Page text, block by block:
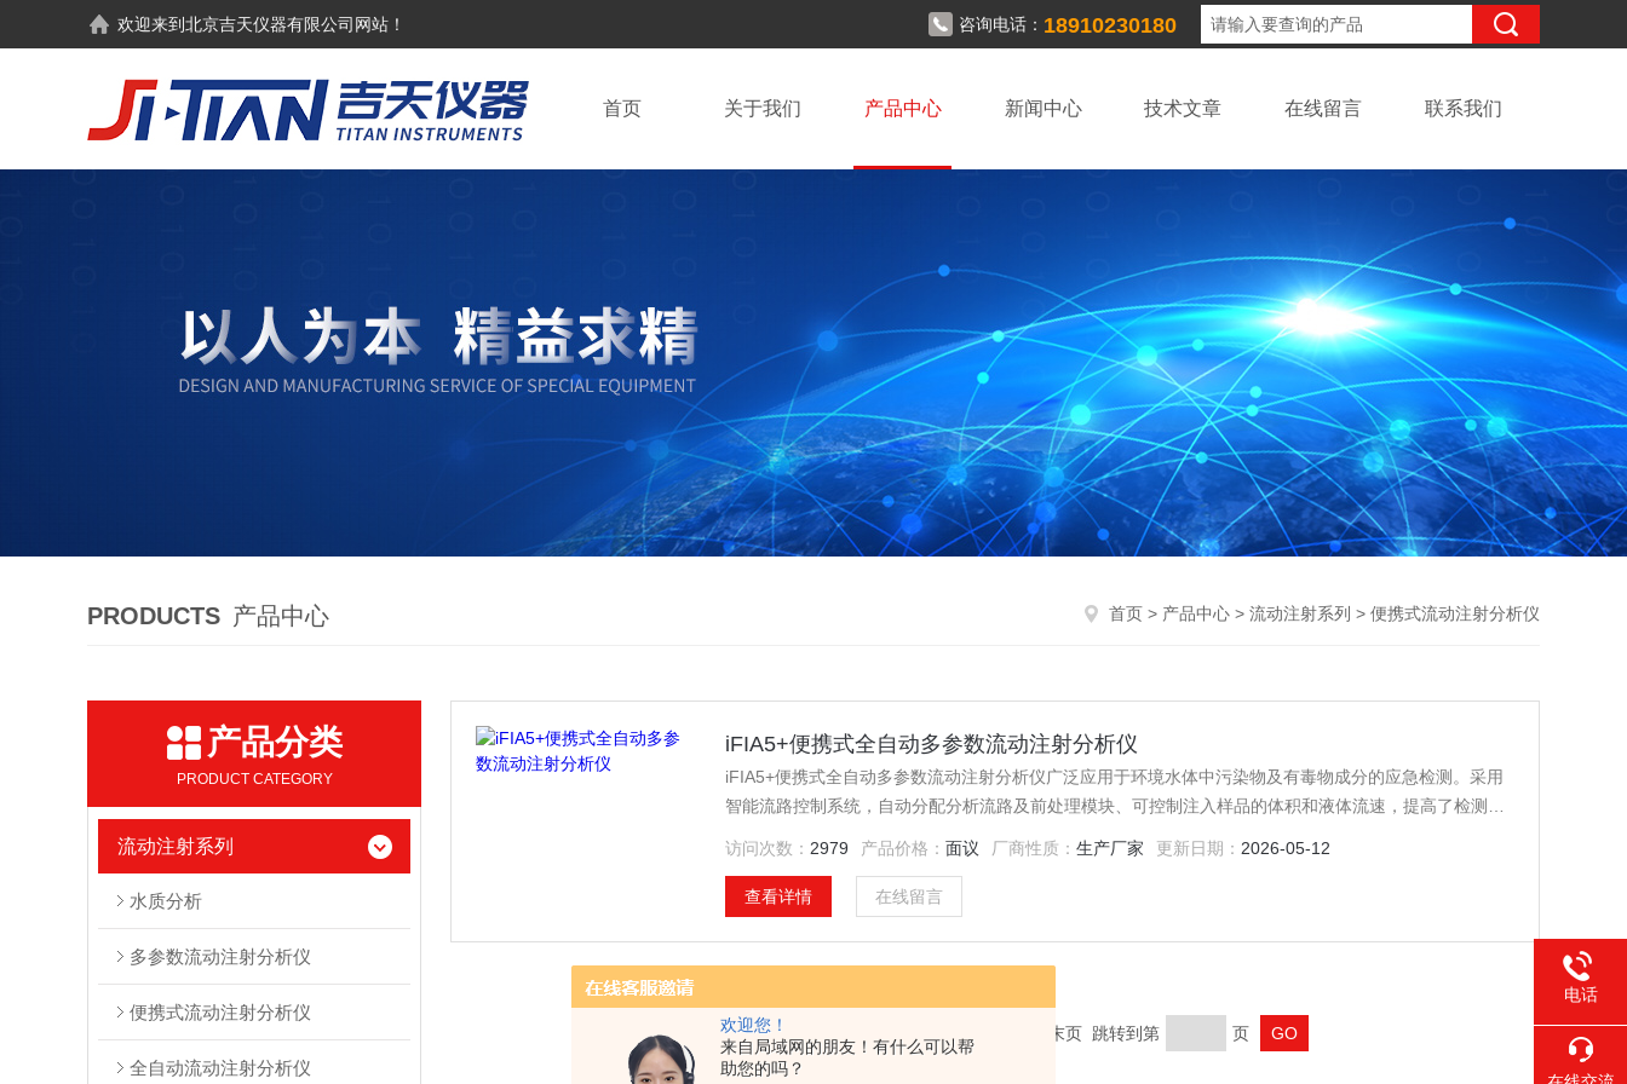
欢迎您！
来自局域网的朋友！有什么可以帮
助您的吗？
欢迎来到北京吉天仪器有限公司 网站！ 咨询电话： 18910230180
首页 关于我们 产品中心 新闻中心 技术文章 在线留言 联系我们
PRODUCTS 产品中心 首页 > 产品中心 > 流动注射系列 > 便携式流动注射分析仪
产品分类
PRODUCT CATEGORY
流动注射系列
水质分析
多参数流动注射分析仪
便携式流动注射分析仪
全自动流动注射分析仪
iFIA5+便携式全自动多参数流动注射分析仪
iFIA5+便携式全自动多参数流动注射分析仪广泛应用于环境水体中污染物及有毒物成分的应急检测。采用
智能流路控制系统，自动分配分析流路及前处理模块、可控制注入样品的体积和液体流速，提高了检测的
访问次数： 2979 产品价格： 面议 厂商性质： 生产厂家 更新日期： 2026-05-12
查看详情 在线留言
共 1 条记录，当前 1 / 1 页 首页 上一页 下一页 末页 跳转到第 页
电话